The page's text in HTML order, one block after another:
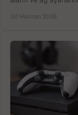
30 Haziran 2026